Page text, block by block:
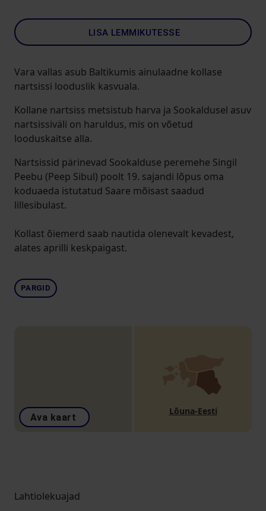
LISA LEMMIKUTESSE
Vara vallas asub Baltikumis ainulaadne kollase
nartsissi looduslik kasvuala.
Kollane nartsiss metsistub harva ja Sookaldusel asuv
nartsissiväli on haruldus, mis on võetud
looduskaitse alla.
Nartsissid pärinevad Sookalduse peremehe Singil
Peebu (Peep Sibul) poolt 19. sajandi lõpus oma
koduaeda istutatud Saare mõisast saadud
lillesibulast.
Kollast õiemerd saab nautida olenevalt kevadest,
alates aprilli keskpaigast.
PARGID
Ava kaart
Lõuna-Eesti
Lahtiolekuajad